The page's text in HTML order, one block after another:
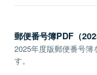
郵便番号簿PDF（
2025年度版郵便番号簿
す。